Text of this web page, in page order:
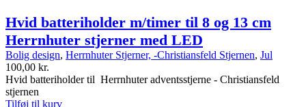
Hvid batteriholder m/timer til 8 og 13 cm
Herrnhuter stjerner med LED
Bolig design, Herrnhuter Stjerner, -Christiansfeld Stjernen, Jul
100,00 kr.
Hvid batteriholder til Herrnhuter adventsstjerne - Christiansfeld
stjernen
Tilføj til kurv